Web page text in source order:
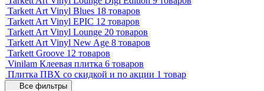
Tarkett Art Vinyl Blues 18 товаров
Tarkett Art Vinyl EPIC 12 товаров
Tarkett Art Vinyl Lounge 20 товаров
Tarkett Art Vinyl New Age 8 товаров
Tarkett Groove 12 товаров
Vinilam Клеевая плитка 6 товаров
Плитка ПВХ со скидкой и по акции 1 товар
Все фильтры